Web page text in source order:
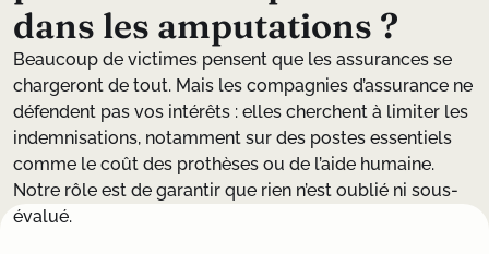
dans les amputations ?
Beaucoup de victimes pensent que les assurances se
chargeront de tout. Mais les compagnies d’assurance ne
défendent pas vos intérêts : elles cherchent à limiter les
indemnisations, notamment sur des postes essentiels
comme le coût des prothèses ou de l’aide humaine.
Notre rôle est de garantir que rien n’est oublié ni sous-
évalué.